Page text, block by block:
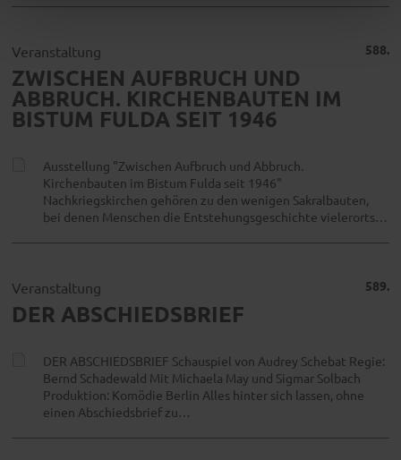
Veranstaltung
ZWISCHEN AUFBRUCH UND
ABBRUCH. KIRCHENBAUTEN IM
BISTUM FULDA SEIT 1946
588.
Ausstellung "Zwischen Aufbruch und Abbruch.
Kirchenbauten im Bistum Fulda seit 1946"
Nachkriegskirchen gehören zu den wenigen Sakralbauten,
bei denen Menschen die Entstehungsgeschichte vielerorts…
Veranstaltung
DER ABSCHIEDSBRIEF
589.
DER ABSCHIEDSBRIEF Schauspiel von Audrey Schebat Regie:
Bernd Schadewald Mit Michaela May und Sigmar Solbach
Produktion: Komödie Berlin Alles hinter sich lassen, ohne
einen Abschiedsbrief zu…